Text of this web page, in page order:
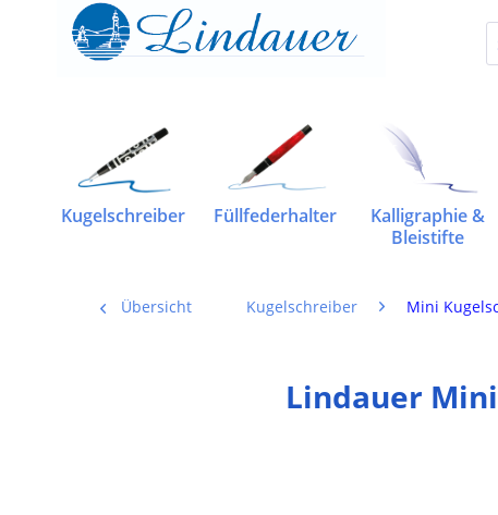
Kugelschreiber Füllfederhalter
Kalligraphie &
Bleistifte
Übersicht Kugelschreiber Mini
Lindauer